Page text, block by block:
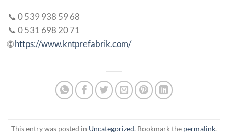
📞 0 539 938 59 68
📞 0 531 698 20 71
🌐https://www.kntprefabrik.com/
This entry was posted in Uncategorized. Bookmark the permalink.